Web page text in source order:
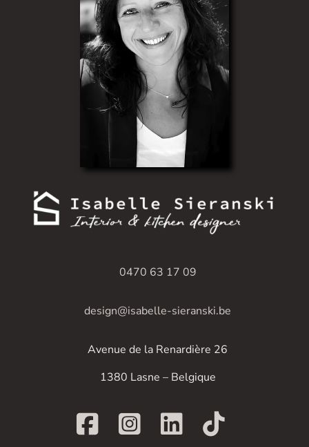
0470 63 17 09
design@isabelle-sieranski.be
Avenue de la Renardière 26
1380 Lasne – Belgique